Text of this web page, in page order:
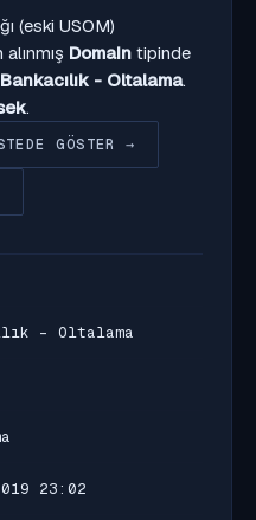
(eski USOM)
Domain tipinde
Bankacılık - Oltalama.
.
GÖSTER →
- Oltalama
23:02